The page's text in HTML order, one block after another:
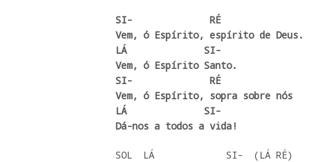
SI-              RÉ
Vem, ó Espírito, espírito de Deus.
LÁ              SI-
Vem, ó Espírito Santo.
SI-              RÉ
Vem, ó Espírito, sopra sobre nós
LÁ              SI-
Dá-nos a todos a vida!
SOL  LÁ             SI-  (LÁ RÉ)